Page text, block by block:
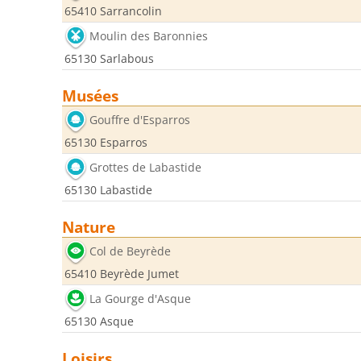
65410 Sarrancolin
Moulin des Baronnies
65130 Sarlabous
Musées
Gouffre d'Esparros
65130 Esparros
Grottes de Labastide
65130 Labastide
Nature
Col de Beyrède
65410 Beyrède Jumet
La Gourge d'Asque
65130 Asque